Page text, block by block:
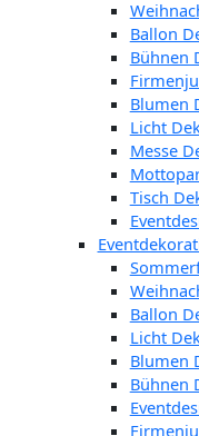
Ballon
Bühnen
Blumen
Licht
Messe
Tisch
Ballon
Licht
Blumen
Bühnen